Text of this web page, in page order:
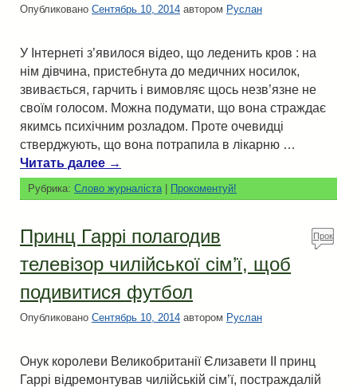
Опубликовано Сентябрь 10, 2014 автором Руслан
У Інтернеті з’явилося відео, що леденить кров : на
нім дівчина, пристебнута до медичних носилок,
звивається, гарчить і вимовляє щось незв’язне не
своїм голосом. Можна подумати, що вона страждає
якимсь психічним розладом. Проте очевидці
стверджують, що вона потрапила в лікарню …
Читать далее →
Рубрика: Слово журналіста Прокоментуй!
Принц Гаррі полагодив
телевізор чилійської сім’ї, щоб
подивитися футбол
Опубликовано Сентябрь 10, 2014 автором Руслан
Прок
омен
Онук королеви Великобританії Єлизавети II принц
Гаррі відремонтував чилійській сім’ї, постраждалій